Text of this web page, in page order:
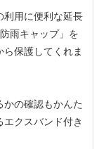
利用に便利な延長
雨キャップ」を
保護してくれま
の確認もかんた
クスバンド付き